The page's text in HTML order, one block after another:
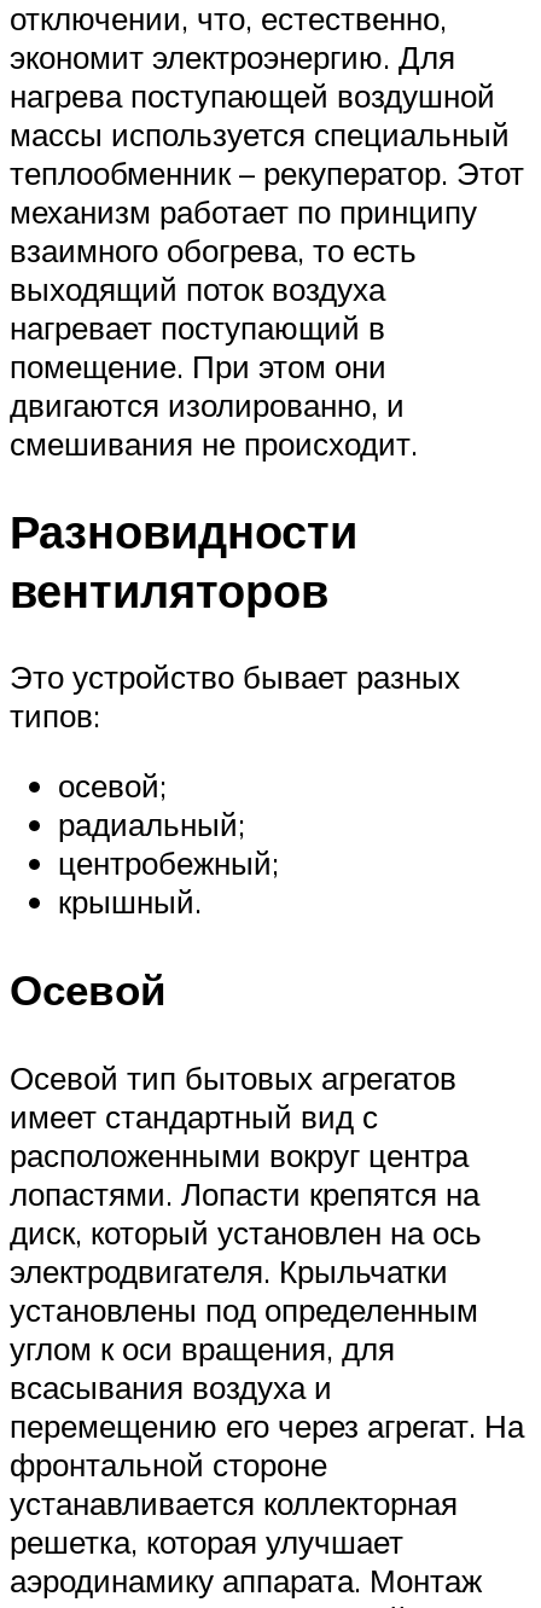
отключении, что, естественно,
экономит электроэнергию. Для
нагрева поступающей воздушной
массы используется специальный
теплообменник – рекуператор. Этот
механизм работает по принципу
взаимного обогрева, то есть
выходящий поток воздуха
нагревает поступающий в
помещение. При этом они
двигаются изолированно, и
смешивания не происходит.
Разновидности
вентиляторов
Это устройство бывает разных
типов:
осевой;
радиальный;
центробежный;
крышный.
Осевой
Осевой тип бытовых агрегатов
имеет стандартный вид с
расположенными вокруг центра
лопастями. Лопасти крепятся на
диск, который установлен на ось
электродвигателя. Крыльчатки
установлены под определенным
углом к оси вращения, для
всасывания воздуха и
перемещению его через агрегат. На
фронтальной стороне
устанавливается коллекторная
решетка, которая улучшает
аэродинамику аппарата. Монтаж